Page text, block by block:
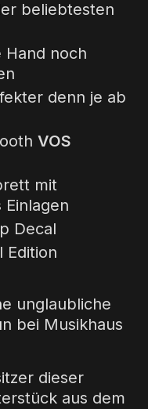
beliebtesten
noch
denn je ab
VOS
mit
Decal
Edition
unglaubliche
bei Musikhaus
dieser
aus dem